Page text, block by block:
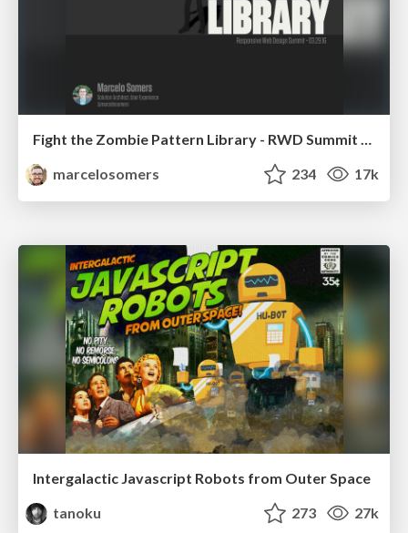
Fight the Zombie Pattern Library - RWD Summit 2016
marcelosomers
234 17k
Intergalactic Javascript Robots from Outer Space
tanoku
273 27k